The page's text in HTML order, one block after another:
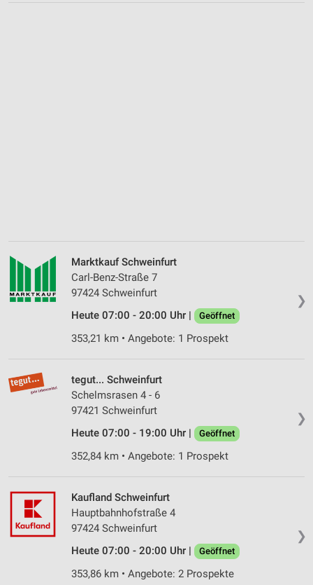
❯
Marktkauf Schweinfurt
Carl-Benz-Straße 7
97424 Schweinfurt
Heute 07:00 - 20:00 Uhr |
Geöffnet
353,21 km • Angebote: 1 Prospekt
❯
tegut... Schweinfurt
Schelmsrasen 4 - 6
97421 Schweinfurt
Heute 07:00 - 19:00 Uhr |
Geöffnet
352,84 km • Angebote: 1 Prospekt
❯
Kaufland Schweinfurt
Hauptbahnhofstraße 4
97424 Schweinfurt
Heute 07:00 - 20:00 Uhr |
Geöffnet
353,86 km • Angebote: 2 Prospekte